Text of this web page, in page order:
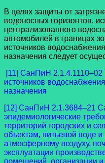
В целях защиты от
водоносных горизонтов,
централизованного
автомобилей в границах
источников
назначения следует
[11] СанПиН
источников
назначения
[12] СанПиН 2.1.3684–21
эпидемиологические
территорий городских и
объектам, питьевой воде
атмосферному воздуху,
эксплуатации